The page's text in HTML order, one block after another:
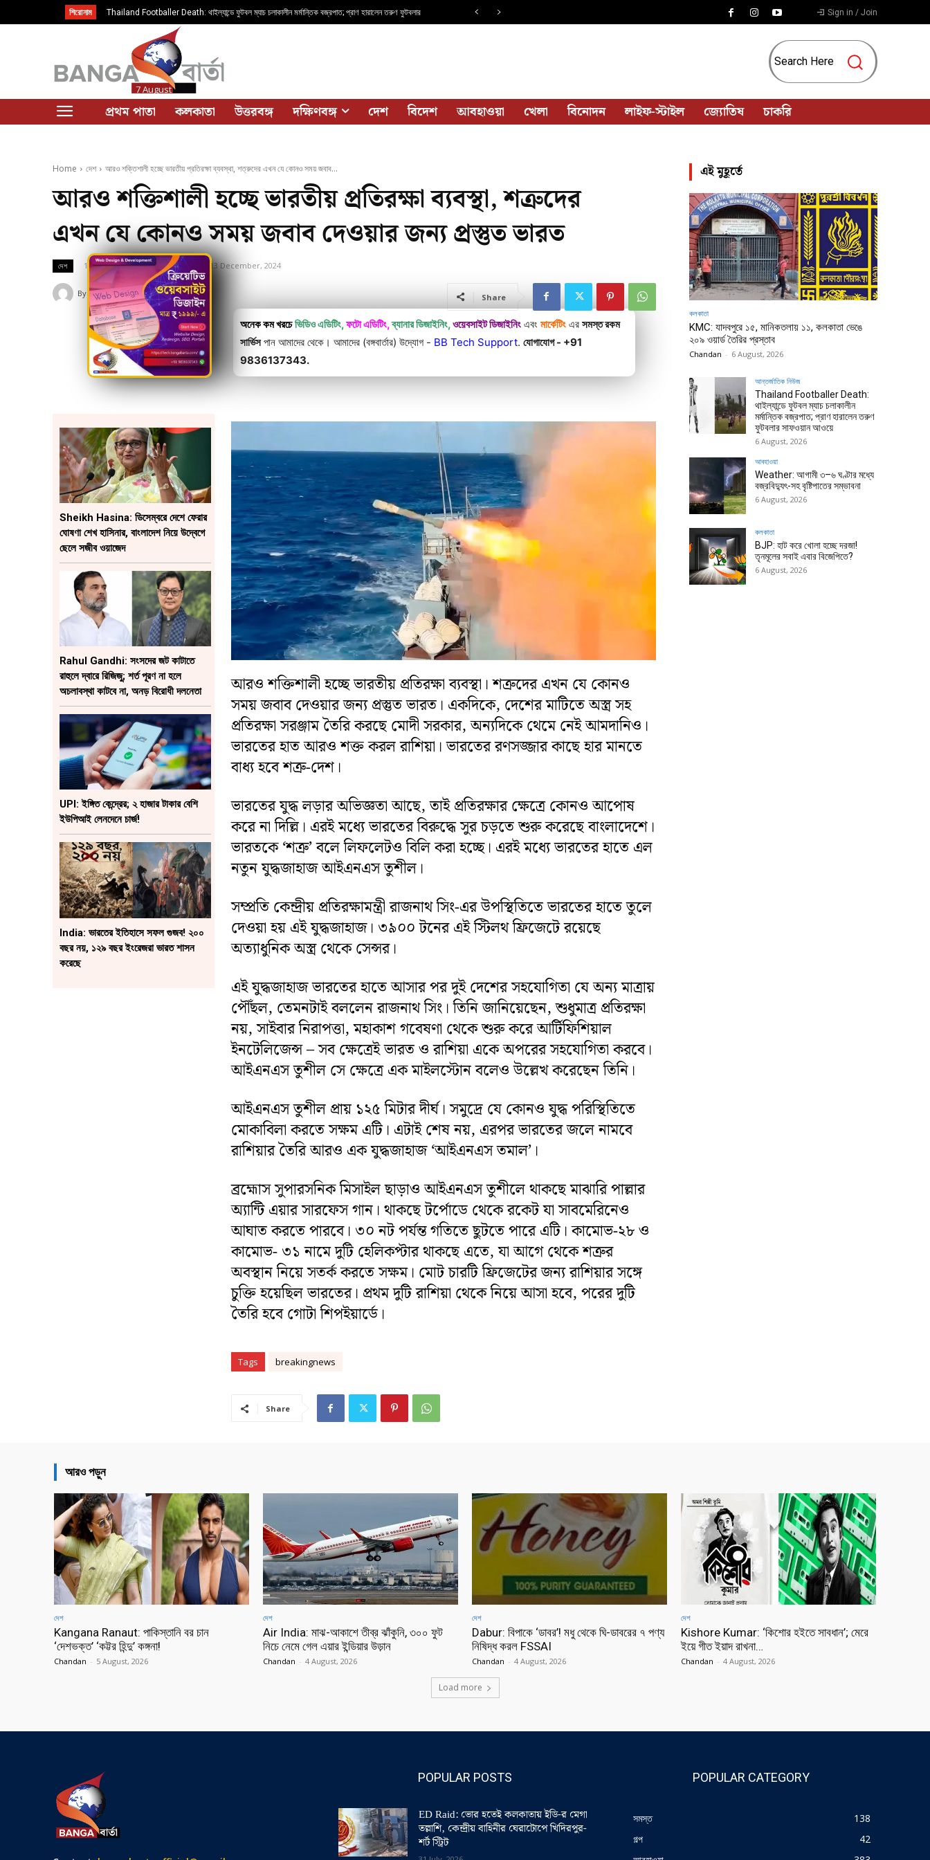
শিরোনাম
Thailand Footballer Death: থাইল্যান্ডে ফুটবল ম্যাচ চলাকালীন মর্মান্তিক বজ্রপাত; প্রাণ হারালেন তরুণ ফুটবলার
Sign in / Join
7 August
Search Here
প্রথম পাতা কলকাতা উত্তরবঙ্গ দক্ষিণবঙ্গ দেশ বিদেশ আবহাওয়া খেলা বিনোদন লাইফ-স্টাইল জ্যোতিষ চাকরি
Home দেশ আরও শক্তিশালী হচ্ছে ভারতীয় প্রতিরক্ষা ব্যবস্থা, শত্রুদের এখন যে কোনও সময় জবাব...
আরও শক্তিশালী হচ্ছে ভারতীয় প্রতিরক্ষা ব্যবস্থা, শত্রুদের
এখন যে কোনও সময় জবাব দেওয়ার জন্য প্রস্তুত ভারত
দেশ 13 December, 2024 Updated: 13 December, 2024
By Banga Barta Share
অনেক কম খরচে ভিডিও এডিটিং,ফটো এডিটিং,ব্যানার ডিজাইনিং,ওয়েবসাইট ডিজাইনিং এবংমার্কেটিং এরসমস্ত রকম
সার্ভিসপান আমাদের থেকে। আমাদের (বঙ্গবার্তার) উদ্যোগ - BB Tech Support.যোগাযোগ - +91
9836137343.
Sheikh Hasina: ডিসেম্বরে দেশে ফেরার
ঘোষণা শেখ হাসিনার, বাংলাদেশ নিয়ে উদ্বেগে
ছেলে সজীব ওয়াজেদ
Rahul Gandhi: সংসদের জট কাটাতে
রাহুলে দ্বারে রিজিজু; শর্ত পূরণ না হলে
অচলাবস্থা কাটবে না, অনড় বিরোধী দলনেতা
UPI: ইঙ্গিত কেন্দ্রের; ২ হাজার টাকার বেশি
ইউপিআই লেনদেনে চার্জ!
India: ভারতের ইতিহাসে সফল গুজব! ২০০
বছর নয়, ১২৯ বছর ইংরেজরা ভারত শাসন
করেছে
আরও শক্তিশালী হচ্ছে ভারতীয় প্রতিরক্ষা ব্যবস্থা। শত্রুদের এখন যে কোনও
সময় জবাব দেওয়ার জন্য প্রস্তুত ভারত। একদিকে, দেশের মাটিতে অস্ত্র সহ
প্রতিরক্ষা সরঞ্জাম তৈরি করছে মোদী সরকার, অন্যদিকে থেমে নেই আমদানিও।
ভারতের হাত আরও শক্ত করল রাশিয়া। ভারতের রণসজ্জার কাছে হার মানতে
বাধ্য হবে শত্রু-দেশ।
ভারতের যুদ্ধ লড়ার অভিজ্ঞতা আছে, তাই প্রতিরক্ষার ক্ষেত্রে কোনও আপোষ
করে না দিল্লি। এরই মধ্যে ভারতের বিরুদ্ধে সুর চড়তে শুরু করেছে বাংলাদেশে।
ভারতকে ‘শত্রু’ বলে লিফলেটও বিলি করা হচ্ছে। এরই মধ্যে ভারতের হাতে এল
নতুন যুদ্ধজাহাজ আইএনএস তুশীল।
সম্প্রতি কেন্দ্রীয় প্রতিরক্ষামন্ত্রী রাজনাথ সিং-এর উপস্থিতিতে ভারতের হাতে তুলে
দেওয়া হয় এই যুদ্ধজাহাজ। ৩৯০০ টনের এই স্টিলথ ফ্রিজেটে রয়েছে
অত্যাধুনিক অস্ত্র থেকে সেন্সর।
এই যুদ্ধজাহাজ ভারতের হাতে আসার পর দুই দেশের সহযোগিতা যে অন্য মাত্রায়
পৌঁছল, তেমনটাই বললেন রাজনাথ সিং। তিনি জানিয়েছেন, শুধুমাত্র প্রতিরক্ষা
নয়, সাইবার নিরাপত্তা, মহাকাশ গবেষণা থেকে শুরু করে আর্টিফিশিয়াল
ইনটেলিজেন্স – সব ক্ষেত্রেই ভারত ও রাশিয়া একে অপরের সহযোগিতা করবে।
আইএনএস তুশীল সে ক্ষেত্রে এক মাইলস্টোন বলেও উল্লেখ করেছেন তিনি।
আইএনএস তুশীল প্রায় ১২৫ মিটার দীর্ঘ। সমুদ্রে যে কোনও যুদ্ধ পরিস্থিতিতে
মোকাবিলা করতে সক্ষম এটি। এটাই শেষ নয়, এরপর ভারতের জলে নামবে
রাশিয়ার তৈরি আরও এক যুদ্ধজাহাজ ‘আইএনএস তমাল’।
ব্রহ্মোস সুপারসনিক মিসাইল ছাড়াও আইএনএস তুশীলে থাকছে মাঝারি পাল্লার
অ্যান্টি এয়ার সারফেস গান। থাকছে টর্পোডে থেকে রকেট যা সাবমেরিনেও
আঘাত করতে পারবে। ৩০ নট পর্যন্ত গতিতে ছুটতে পারে এটি। কামোভ-২৮ ও
কামোভ- ৩১ নামে দুটি হেলিকপ্টার থাকছে এতে, যা আগে থেকে শত্রুর
অবস্থান নিয়ে সতর্ক করতে সক্ষম। মোট চারটি ফ্রিজেটের জন্য রাশিয়ার সঙ্গে
চুক্তি হয়েছিল ভারতের। প্রথম দুটি রাশিয়া থেকে নিয়ে আসা হবে, পরের দুটি
তৈরি হবে গোটা শিপইয়ার্ডে।
Tags breakingnews
Share
এই মুহূর্তে
কলকাতা
KMC: যাদবপুরে ১৫, মানিকতলায় ১১, কলকাতা ভেঙে
২০৯ ওয়ার্ড তৈরির প্রস্তাব
Chandan - 6 August, 2026
আন্তর্জাতিক নিউজ
Thailand Footballer Death:
থাইল্যান্ডে ফুটবল ম্যাচ চলাকালীন
মর্মান্তিক বজ্রপাত; প্রাণ হারালেন তরুণ
ফুটবলার সাফওয়ান আওয়ে
6 August, 2026
আবহাওয়া
Weather: আগামী ৩–৬ ঘণ্টার মধ্যে
বজ্রবিদ্যুৎ-সহ বৃষ্টিপাতের সম্ভাবনা
6 August, 2026
কলকাতা
BJP: হাট করে খোলা হচ্ছে দরজা!
তৃনমূলের সবাই এবার বিজেপিতে?
6 August, 2026
আরও পড়ুন
দেশ
Kangana Ranaut: পাকিস্তানি বর চান
‘দেশভক্ত’ ‘কট্টর হিন্দু’ কঙ্গনা!
Chandan - 5 August, 2026
দেশ
Air India: মাঝ-আকাশে তীব্র ঝাঁকুনি, ৩০০ ফুট
নিচে নেমে গেল এয়ার ইন্ডিয়ার উড়ান
Chandan - 4 August, 2026
দেশ
Dabur: বিপাকে ‘ডাবর’! মধু থেকে ঘি-ডাবরের ৭ পণ্য
নিষিদ্ধ করল FSSAI
Chandan - 4 August, 2026
দেশ
Kishore Kumar: ‘কিশোর হইতে সাবধান’; মেরে
ইয়ে গীত ইয়াদ রাখনা…
Chandan - 4 August, 2026
Load more
POPULAR POSTS
ED Raid: ভোর হতেই কলকাতায় ইডি-র মেগা
তল্লাশি, কেন্দ্রীয় বাহিনীর ঘেরাটোপে খিদিরপুর-
শর্ট স্ট্রিট
POPULAR CATEGORY
সমস্ত
138
গল্প
42